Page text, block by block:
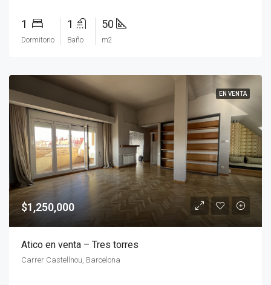
1
Dormitorio
1
Baño
50
m2
EN VENTA
$1,250,000
Atico en venta – Tres torres
Carrer Castellnou, Barcelona